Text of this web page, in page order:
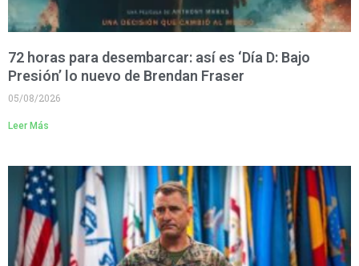
72 horas para desembarcar: así es ‘Día D: Bajo
Presión’ lo nuevo de Brendan Fraser
05/08/2026
Leer Más